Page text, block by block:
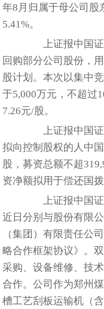
年8月归属于母公司股
5.41%。
上证报中国证
回购部分公司股份，
股计划。本次以集中
于5,000万元，不超过
7.26元/股。
上证报中国证
拟向控制股权的人中
股，募资总额不超
资净额拟用于偿还国
上证报中国证
近日分别与股份有限
（集团）有限责任公
略合作框架协议》。
采购、设备维修、技
合作。公司作为郑州
槽工艺刮板运输机（